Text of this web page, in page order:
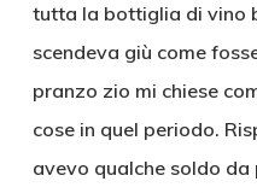
tutta la bottiglia di vino
scendeva giù come
pranzo zio mi chiese
cose in quel periodo.
avevo qualche soldo